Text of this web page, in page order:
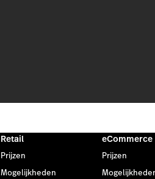
Retail
Prijzen
Mogelijkheden
eCommerce
Prijzen